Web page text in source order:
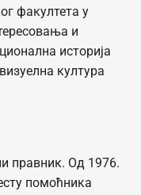
факултета у
и
историја
култура
правник. Од 1976.
помоћника